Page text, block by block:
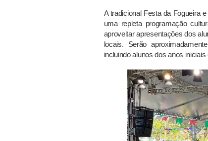
A tradicional Festa da Fogueira
uma repleta programação
aproveitar apresentações dos
locais. Serão
incluindo alunos dos anos